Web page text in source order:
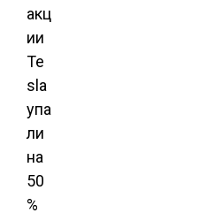
акц
ии
Te
sla
упа
ли
на
50
%